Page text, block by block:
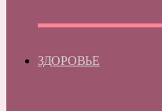
ЗДОРОВЬЕ